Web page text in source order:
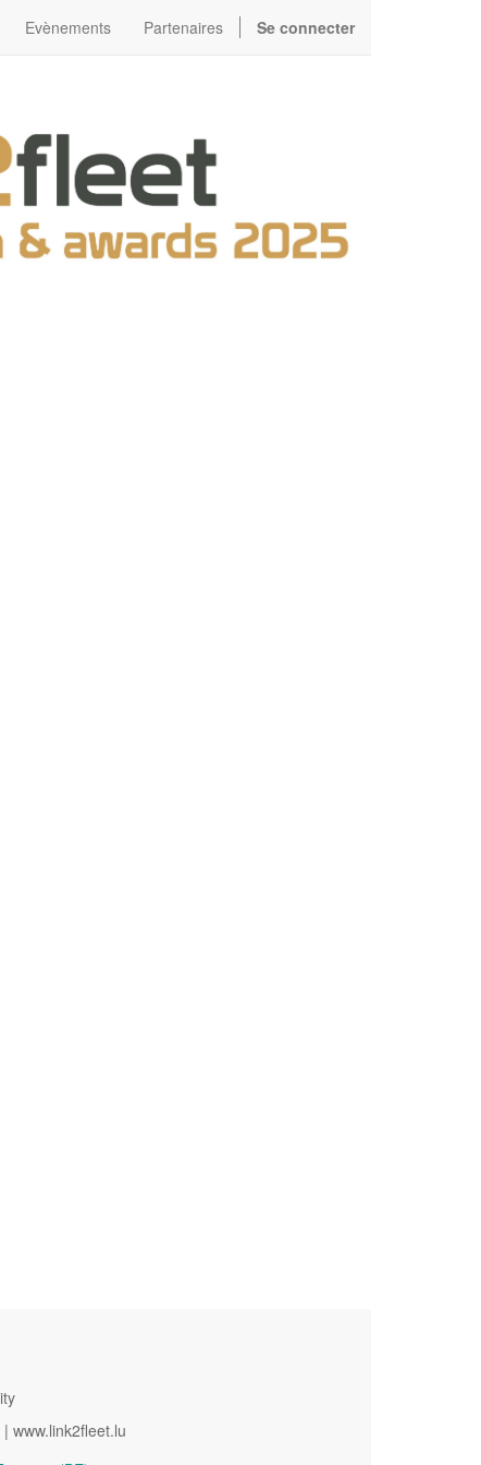
Evènements Partenaires Se connecter
www.link2fleet.lu